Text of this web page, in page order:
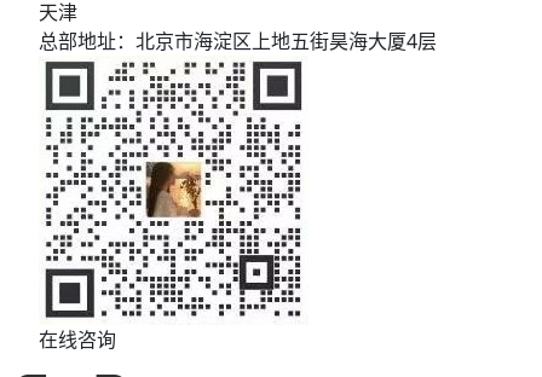
携手 2026 全球数字经济大会中国数
字医疗论坛，将以成熟技术与全流程
落地经验，保障论坛线上线下同步顺
畅运行，助力数字医疗前沿声音高效
传播，全方位展现朝阳区数字医疗产
业创新成果，为全球数字医疗产业交
流搭建数字化传播桥梁。
1月26日，北大青鸟2025年度合作伙
伴年会在北京圆满举行。年会以“AI
时代，共生、共创、共赢”为主题，
汇聚了来自全国各地的合作伙伴，共
同探讨AI浪潮下的职业培训新路径、
新生态与新未来。 ![Description]
(https://s.tuwenzhibo.com//gw/image/jpeg/20260210/033505/
作为北大青鸟2025年度合作伙伴年
会官方影像服务合作伙伴，映目凭借
专业技术实力与丰富大型活动执行经
验，为本次盛会提供了全方位、高品
质的视觉支持。 服务内容涵盖实时
照片直播、多机位高清摄影以及精细
化人工修图，不仅确保活动现场精彩
瞬间得以即时呈现与广泛传播，更通
力企业低成本、高效率地玩转私域，
真正实现“流量-留量-销量”的闭环增
长。 欢迎广大参展商、渠道方及专
业观众莅临B008A展位，了解映目私
域电商版直播平台的完整解决方案，
留下您的展会精彩瞬间，开启私域增
长新篇章。
天津
总部地址：北京市海淀区上地五街昊海大厦4层
在线咨询